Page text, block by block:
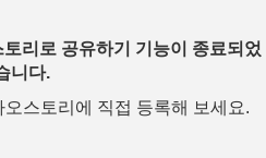
리로 공유하기 기능이 종료되었
니다.
스토리에 직접 등록해 보세요.